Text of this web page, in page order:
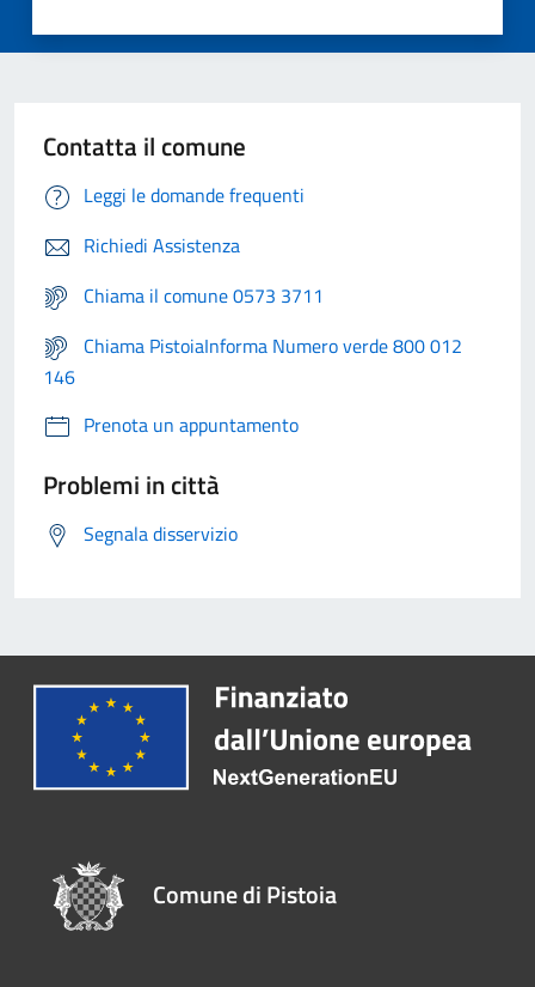
Contatta il comune
Leggi le domande frequenti
Richiedi Assistenza
Chiama il comune 0573 3711
Chiama PistoiaInforma Numero verde 800 012
146
Prenota un appuntamento
Problemi in città
Segnala disservizio
Comune di Pistoia